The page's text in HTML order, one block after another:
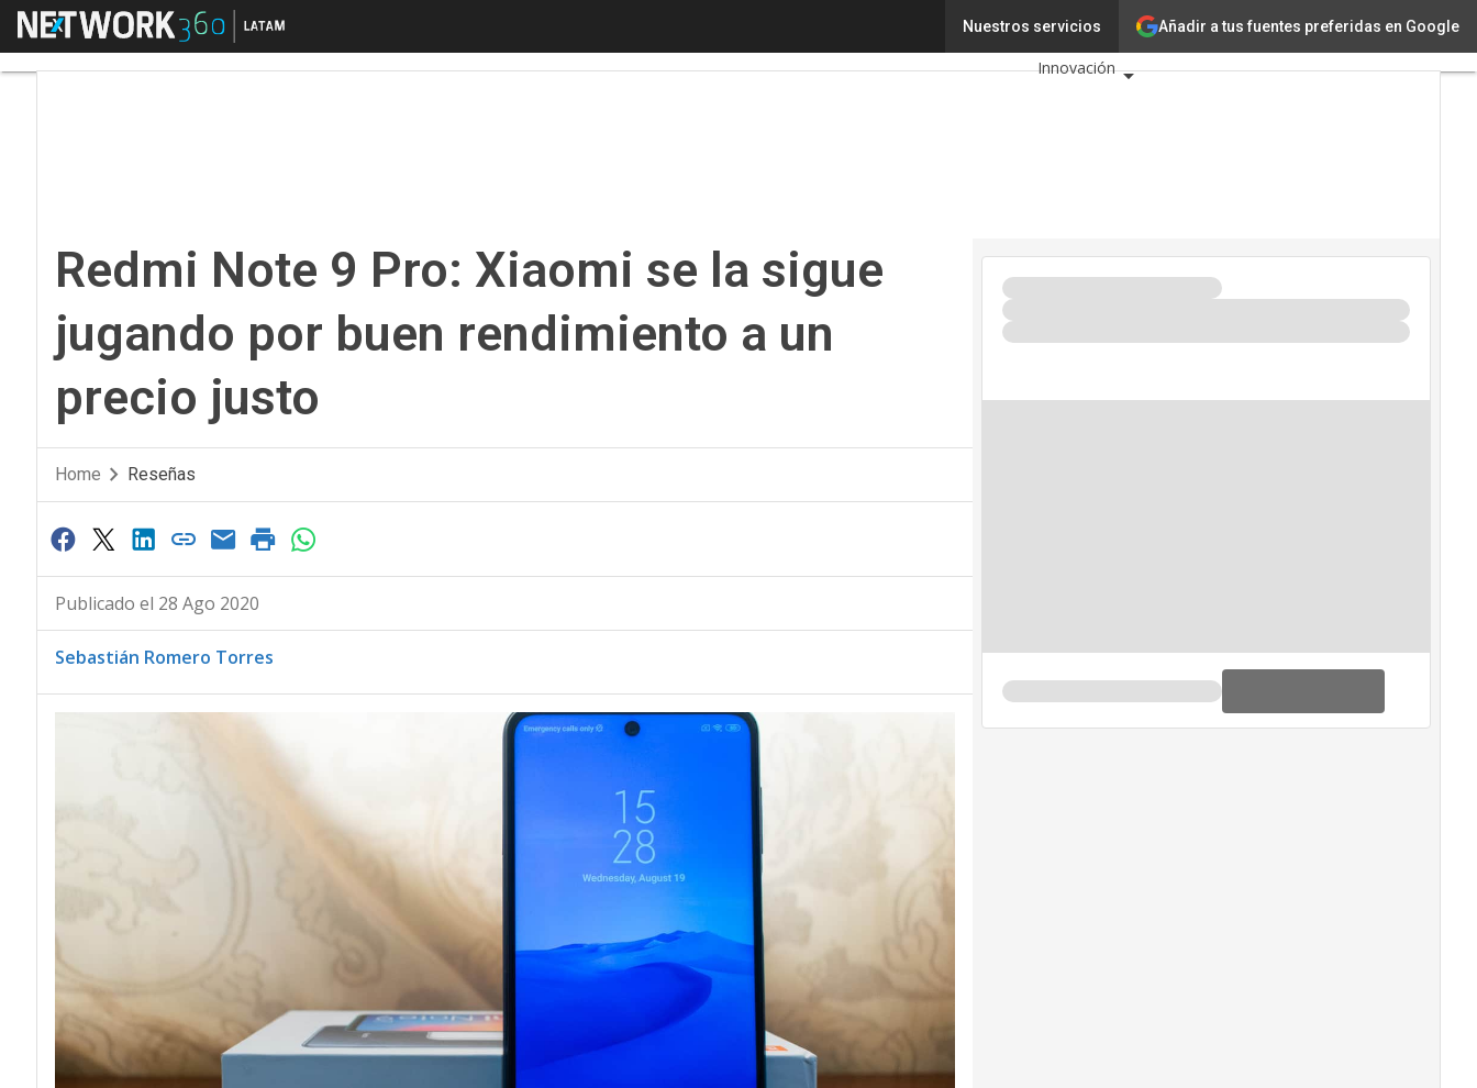
Añadir a tus fuentes preferidas en Google
Nuestros servicios
Menú Redmi Note 9 Pro: Xiaomi se la sigue jugando por buen rendimiento a un precio justoTecnología
Innovación
Eventos TIC 2026
Redmi Note 9 Pro: Xiaomi se la sigue
jugando por buen rendimiento a un
precio justo
Home Reseñas
Publicado el 28 Ago 2020
Sebastián Romero Torres